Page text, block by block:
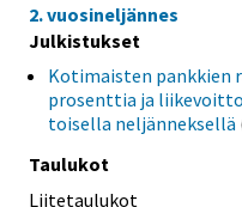
2. vuosineljännes
Julkistukset
Kotimaisten pankkien
prosenttia ja
toisella neljänneksellä
Taulukot
Liitetaulukot